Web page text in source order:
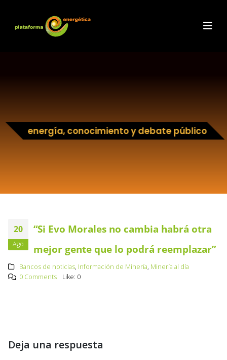
energía, conocimiento y debate público
20
Ago
“Si Evo Morales no cambia habrá otra
mejor gente que lo podrá reemplazar”
Bancos de noticias, Información de Minería, Minería al día
0 Comments
Like: 0
Deja una respuesta